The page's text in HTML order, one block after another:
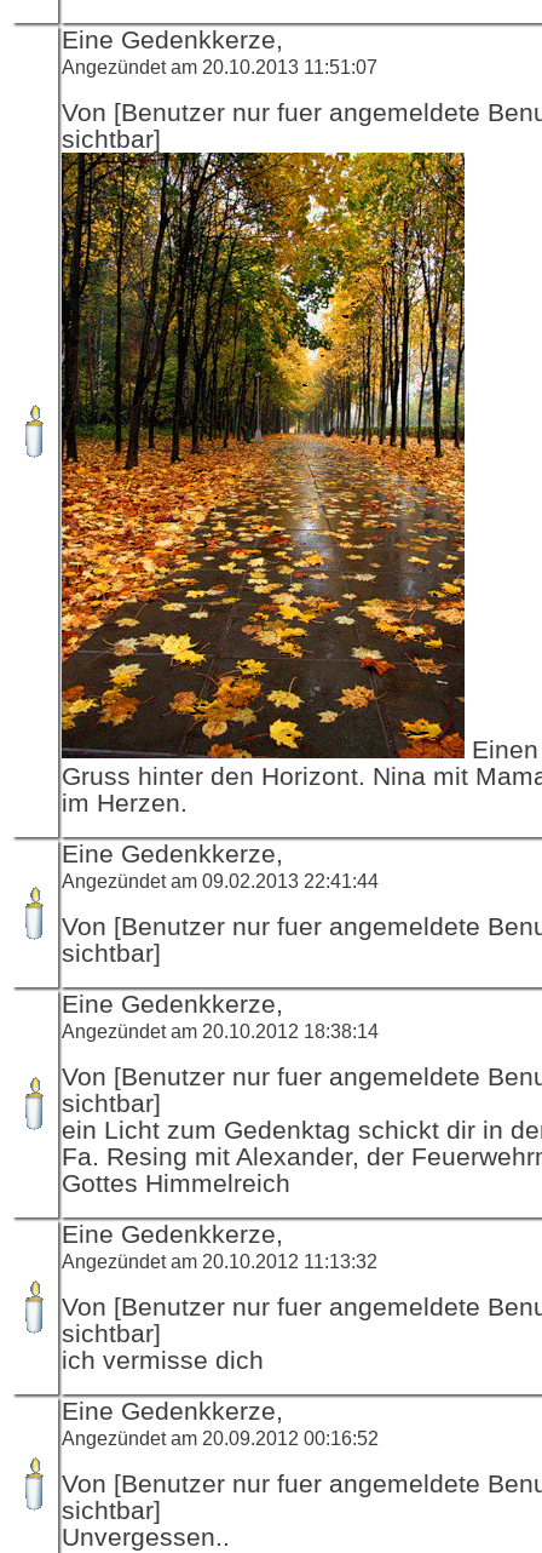
Eine Gedenkkerze,
Angezündet am 20.10.2013 11:51:07
Von [Benutzer nur fuer angemeldete
sichtbar]
Gruss hinter den Horizont. Nina mit
im Herzen.
Eine Gedenkkerze,
Angezündet am 09.02.2013 22:41:44
Von [Benutzer nur fuer angemeldete
sichtbar]
Eine Gedenkkerze,
Angezündet am 20.10.2012 18:38:14
Von [Benutzer nur fuer angemeldete
sichtbar]
ein Licht zum Gedenktag schickt dir in
Fa. Resing mit Alexander, der
Gottes Himmelreich
Eine Gedenkkerze,
Angezündet am 20.10.2012 11:13:32
Von [Benutzer nur fuer angemeldete
sichtbar]
ich vermisse dich
Eine Gedenkkerze,
Angezündet am 20.09.2012 00:16:52
Von [Benutzer nur fuer angemeldete
sichtbar]
Unvergessen..